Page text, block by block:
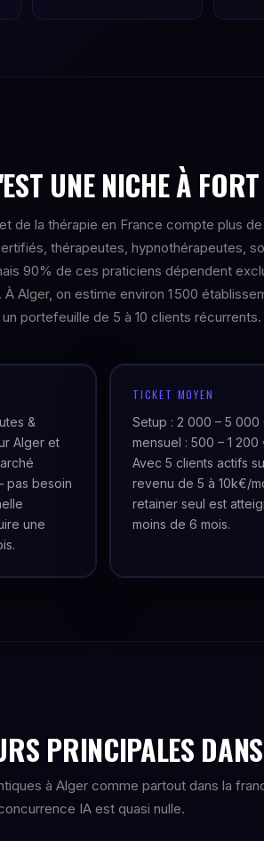
UNE NICHE À
de la thérapie en France compte plus
thérapeutes, hypnothérapeutes,
90% de ces praticiens dépendent
À Alger, on estime environ 1 500
portefeuille de 5 à 10 clients récurrents.
&
Alger et
pas besoin
une
TICKET MOYEN
Setup : 2 000 – 5 000
mensuel : 500 – 1 200
Avec 5 clients actifs
revenu de 5 à 10k€/
retainer seul est
moins de 6 mois.
PRINCIPALES
à Alger comme partout dans la
IA est quasi nulle.